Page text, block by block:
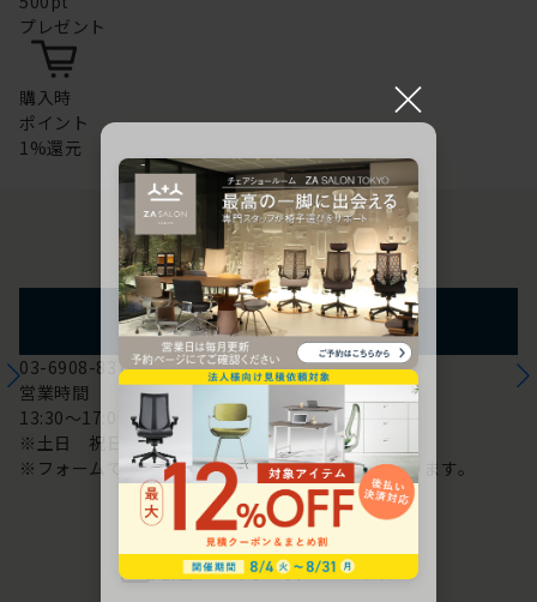
プレゼント
購入時
ポイント
1%還元
お問い合わせ
フォームからのお問い合わせ
03-6908-8370
営業時間
13:30～17:00
※土日 祝日は休み
※フォームでのお問い合わせは24時間対応しております。
配送・お問い合わせ営業日
×